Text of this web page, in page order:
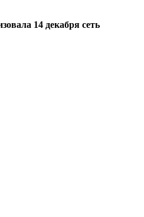
14 декабря сеть